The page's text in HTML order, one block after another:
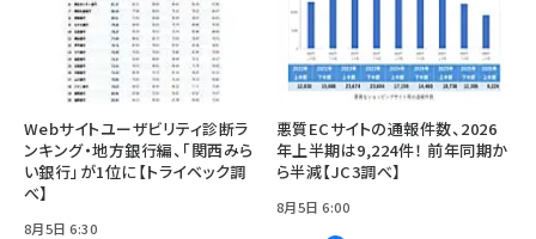
Webサイトユーザビリティ診断ラ
ンキング・地方銀行編、「関西みら
い銀行」が1位に【トライベック調
べ】
8月5日 6:30
悪質ECサイトの通報件数、2026
年上半期は9,224件！ 前年同期か
ら半減【JC3調べ】
8月5日 6:00